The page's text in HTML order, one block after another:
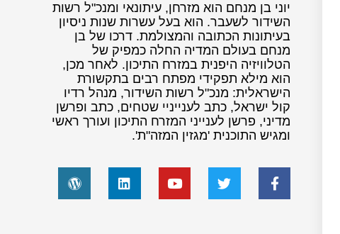
יוני בן מנחם הוא מזרחן, עיתונאי ומנכ"ל רשות
השידור לשעבר. הוא בעל עשרות שנות ניסיון
בעיתונות הכתובה והמצולמת. דרכו של בן
מנחם בעולם המדיה החלה כמפיק של
הטלוויזיה היפנית במזרח התיכון. לאחר מכן,
הוא מילא תפקידי מפתח רבים בתקשורת
הישראלית: מנכ"ל רשות השידור, מנהל רדיו
קול ישראל, כתב לענייניי שטחים, כתב ופרשן
מדיני, פרשן לענייני המזרח התיכון ועורך ראשי
ומגיש התוכנית 'מגזין המזה"ת'.